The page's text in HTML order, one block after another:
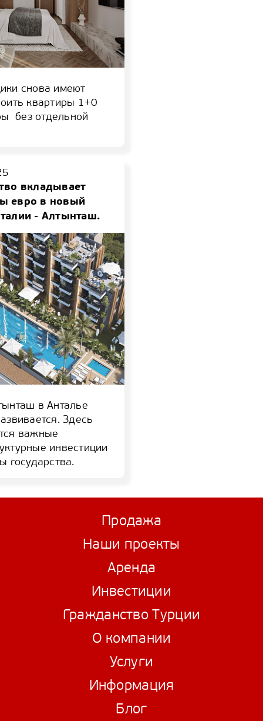
снова имеют
квартиры 1+0
без отдельной
вкладывает
евро в новый
- Алтынташ.
в Анталье
Здесь
важные
инвестиции
государства.
Продажа
Наши проекты
Аренда
Инвестиции
Гражданство Турции
О компании
Услуги
Информация
Блог